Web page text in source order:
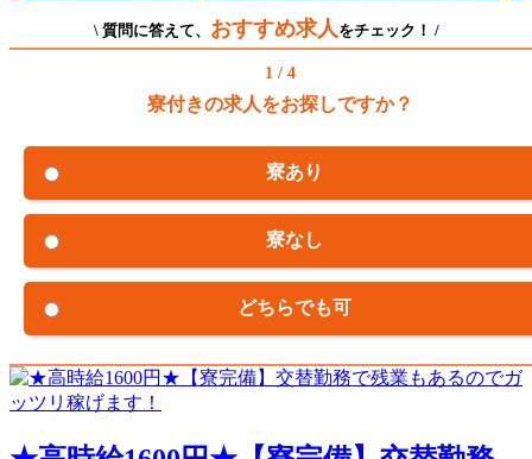
\ 質問に答えて、 おすすめ求人 をチェック！ /
1 / 4
寮付きの求人をお探しですか？
寮あり
寮なし
どちらでも可